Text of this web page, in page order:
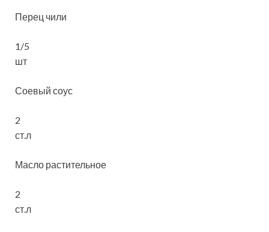
Перец чили
1/5
шт
Соевый соус
2
ст.л
Масло растительное
2
ст.л